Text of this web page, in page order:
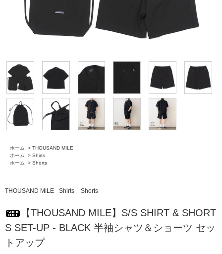
ホーム > THOUSAND MILE
ホーム
> Shirts
ホーム
> Shorts
THOUSAND MILE Shirts Shorts
【THOUSAND MILE】S/S SHIRT & SHORT
S SET-UP - BLACK 半袖シャツ＆ショーツ セッ
トアップ